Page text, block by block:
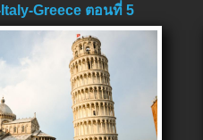
Greece ตอนที่ 5